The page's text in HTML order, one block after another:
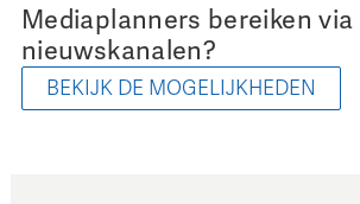
Mediaplanners bereiken via
nieuwskanalen?
BEKIJK DE MOGELIJKHEDEN